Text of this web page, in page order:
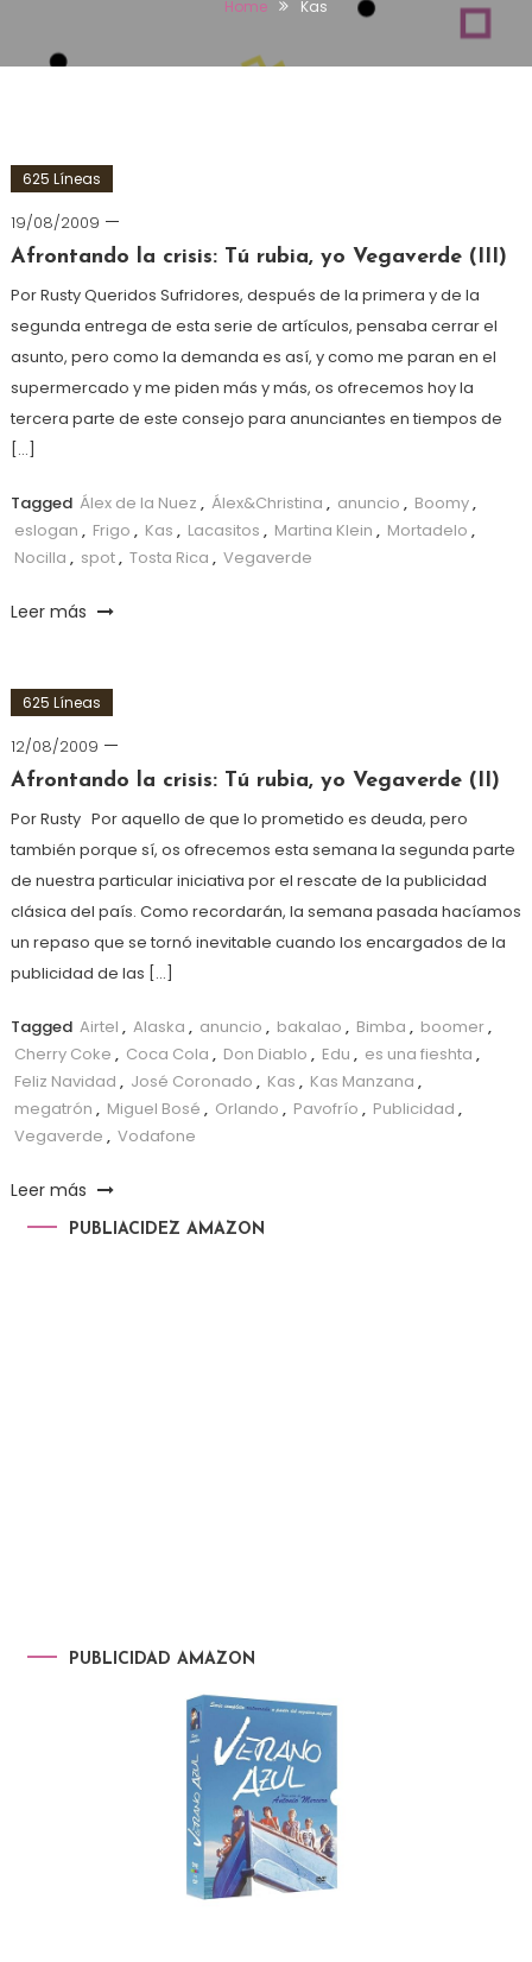
Home Kas
625 Líneas
19/08/2009
Afrontando la crisis: Tú rubia, yo Vegaverde (III)
Por Rusty Queridos Sufridores, después de la primera y de la
segunda entrega de esta serie de artículos, pensaba cerrar el
asunto, pero como la demanda es así, y como me paran en el
supermercado y me piden más y más, os ofrecemos hoy la
tercera parte de este consejo para anunciantes en tiempos de
[…]
Tagged Álex de la Nuez , Álex&Christina , anuncio , Boomy,
eslogan , Frigo , Kas , Lacasitos , Martina Klein , Mortadelo ,
Nocilla , spot, Tosta Rica , Vegaverde
Leer más
625 Líneas
12/08/2009
Afrontando la crisis: Tú rubia, yo Vegaverde (II)
Por Rusty Por aquello de que lo prometido es deuda, pero
también porque sí, os ofrecemos esta semana la segunda parte
de nuestra particular iniciativa por el rescate de la publicidad
clásica del país. Como recordarán, la semana pasada hacíamos
un repaso que se tornó inevitable cuando los encargados de la
publicidad de las […]
Tagged Airtel , Alaska , anuncio , bakalao , Bimba , boomer,
Cherry Coke , Coca Cola , Don Diablo , Edu , es una fieshta ,
Feliz Navidad , José Coronado , Kas , Kas Manzana ,
megatrón , Miguel Bosé , Orlando , Pavofrío , Publicidad ,
Vegaverde , Vodafone
Leer más
PUBLIACIDEZ AMAZON
PUBLICIDAD AMAZON